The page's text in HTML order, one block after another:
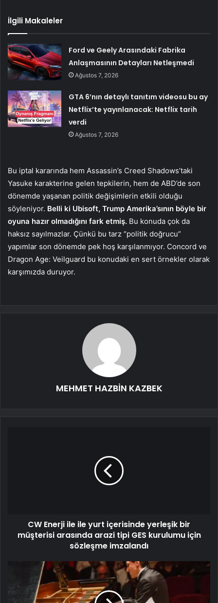
İlgili Makaleler
Ford ve Geely Arasındaki Fabrika
Anlaşmasının Detayları Netleşmedi
Ağustos 7, 2026
GTA 6’nın detaylı tanıtım videosu bu ay
Netflix’te yayınlanacak: Netflix tarih
verdi
Ağustos 7, 2026
Bu iptal kararında hem Assassin’s Creed Shadows’taki
Yasuke karakterine gelen tepkilerin, hem de ABD’de son
dönemde yaşanan politik değişimlerin etkili olduğu
söyleniyor. Belli ki Ubisoft, Trump Amerika’sının böyle bir
oyuna hazır olmadığını fark etmiş. Bu konuda çok da
haksız sayılmazlar. Çünkü bu tarz “politik doğrucu”
yapımlar son dönemde pek hoş karşılanmıyor. Concord ve
Dragon Age: Veilguard bu konudaki en sert örnekler olarak
karşımızda duruyor.
MEHMET HAZBİN KAZBEK
CW Enerji ile ile yurt içerisinde yerleşik bir
müşterisi arasında arazi tipi GES kurulumu için
sözleşme imzalandı